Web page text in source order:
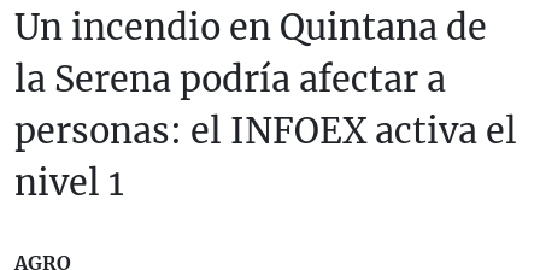
Un incendio en Quintana de
la Serena podría afectar a
personas: el INFOEX activa el
nivel 1
AGRO